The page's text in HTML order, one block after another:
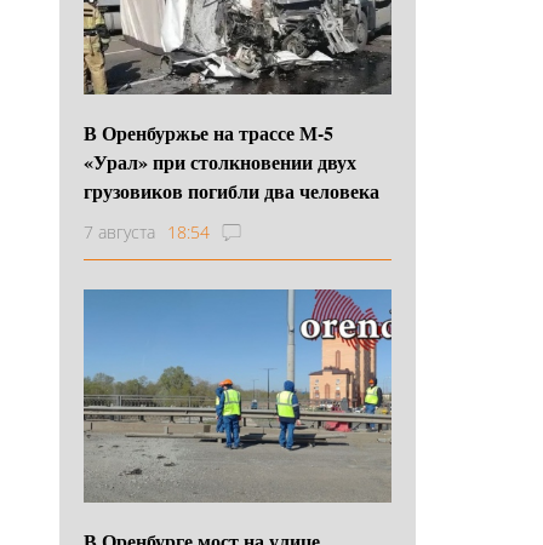
В Оренбуржье на трассе М-5
«Урал» при столкновении двух
грузовиков погибли два человека
7 августа 18:54